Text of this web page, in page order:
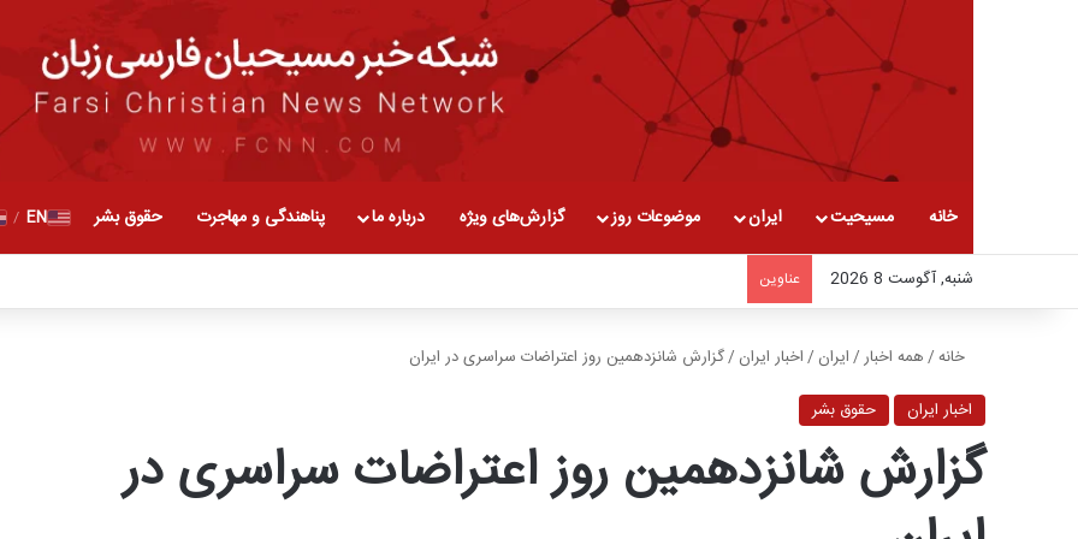
خانه مسیحیت ایران موضوعات روز گزارش‌های ویژه درباره ما پناهندگی و مهاجرت حقوق بشر EN
/
شنبه, آگوست 8 2026 عناوین
خانه/همه اخبار/ایران /اخبار ایران /گزارش شانزدهمین روز اعتراضات سراسری در ایران
اخبار ایران
حقوق بشر
گزارش شانزدهمین روز اعتراضات سراسری در